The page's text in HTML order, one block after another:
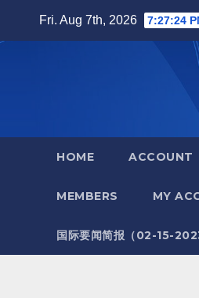
Fri. Aug 7th, 2026 7:27:25
HOME ACCOUNT
MEMBERS MY
国际要闻简报（02-15-